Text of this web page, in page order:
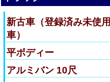
新古車（登録済み未使用
車）
平ボディー
アルミバン 10尺